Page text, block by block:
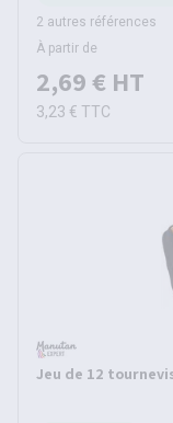
2 autres références
À partir de
2,69 € HT
3,23 € TTC
Jeu de 12